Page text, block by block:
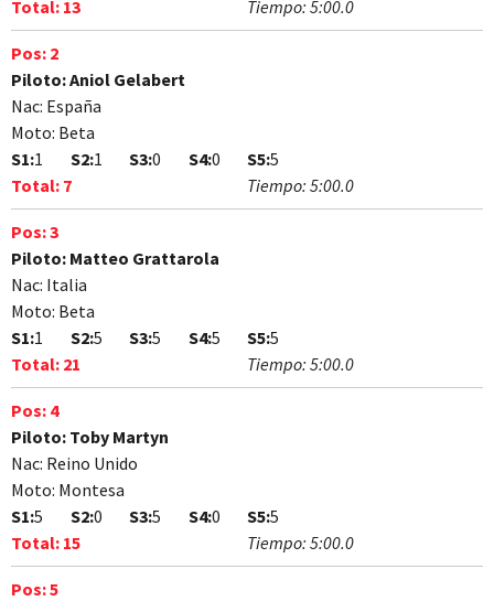
Total: 13 Tiempo: 5:00.0
Pos: 2
Piloto:Aniol Gelabert
Nac: España
Moto: Beta
S1:1 S2:1 S3:0 S4:0 S5:5
Total: 7 Tiempo: 5:00.0
Pos:3
Piloto: Matteo Grattarola
Nac: Italia
Moto: Beta
S1:1 S2:5 S3:5 S4:5 S5:5
Total: 21 Tiempo: 5:00.0
Pos: 4
Piloto: Toby Martyn
Nac: Reino Unido
Moto: Montesa
S1:5 S2:0 S3:5 S4:0 S5:5
Total: 15 Tiempo: 5:00.0
Pos:5